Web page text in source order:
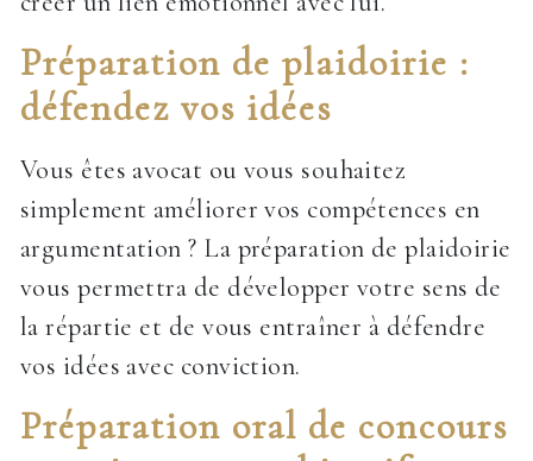
Préparation de plaidoirie :
défendez vos idées
Vous êtes avocat ou vous souhaitez
simplement améliorer vos compétences en
argumentation ? La préparation de plaidoirie
vous permettra de développer votre sens de
la répartie et de vous entraîner à défendre
vos idées avec conviction.
Préparation oral de concours